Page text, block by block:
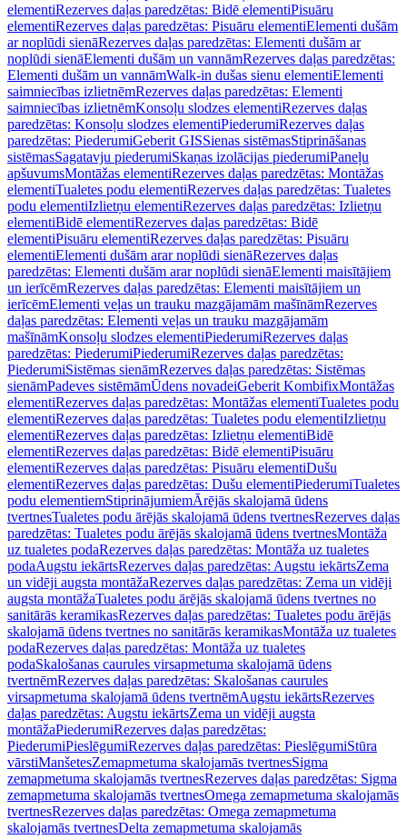
elementiRezerves daļas paredzētas: Bidē elementiPisuāru
elementiRezerves daļas paredzētas: Pisuāru elementiElementi dušām
ar noplūdi sienāRezerves daļas paredzētas: Elementi dušām ar
noplūdi sienāElementi dušām un vannāmRezerves daļas paredzētas:
Elementi dušām un vannāmWalk-in dušas sienu elementiElementi
saimniecības izlietnēmRezerves daļas paredzētas: Elementi
saimniecības izlietnēmKonsoļu slodzes elementiRezerves daļas
paredzētas: Konsoļu slodzes elementiPiederumiRezerves daļas
paredzētas: PiederumiGeberit GISSienas sistēmasStiprināšanas
sistēmasSagatavju piederumiSkaņas izolācijas piederumiPaneļu
apšuvumsMontāžas elementiRezerves daļas paredzētas: Montāžas
elementiTualetes podu elementiRezerves daļas paredzētas: Tualetes
podu elementiIzlietņu elementiRezerves daļas paredzētas: Izlietņu
elementiBidē elementiRezerves daļas paredzētas: Bidē
elementiPisuāru elementiRezerves daļas paredzētas: Pisuāru
elementiElementi dušām arar noplūdi sienāRezerves daļas
paredzētas: Elementi dušām arar noplūdi sienāElementi maisītājiem
un ierīcēmRezerves daļas paredzētas: Elementi maisītājiem un
ierīcēmElementi veļas un trauku mazgājamām mašīnāmRezerves
daļas paredzētas: Elementi veļas un trauku mazgājamām
mašīnāmKonsoļu slodzes elementiPiederumiRezerves daļas
paredzētas: PiederumiPiederumiRezerves daļas paredzētas:
PiederumiSistēmas sienāmRezerves daļas paredzētas: Sistēmas
sienāmPadeves sistēmāmŪdens novadeiGeberit KombifixMontāžas
elementiRezerves daļas paredzētas: Montāžas elementiTualetes podu
elementiRezerves daļas paredzētas: Tualetes podu elementiIzlietņu
elementiRezerves daļas paredzētas: Izlietņu elementiBidē
elementiRezerves daļas paredzētas: Bidē elementiPisuāru
elementiRezerves daļas paredzētas: Pisuāru elementiDušu
elementiRezerves daļas paredzētas: Dušu elementiPiederumiTualetes
podu elementiemStiprinājumiemĀrējās skalojamā ūdens
tvertnesTualetes podu ārējās skalojamā ūdens tvertnesRezerves daļas
paredzētas: Tualetes podu ārējās skalojamā ūdens tvertnesMontāža
uz tualetes podaRezerves daļas paredzētas: Montāža uz tualetes
podaAugstu iekārtsRezerves daļas paredzētas: Augstu iekārtsZema
un vidēji augsta montāžaRezerves daļas paredzētas: Zema un vidēji
augsta montāžaTualetes podu ārējās skalojamā ūdens tvertnes no
sanitārās keramikasRezerves daļas paredzētas: Tualetes podu ārējās
skalojamā ūdens tvertnes no sanitārās keramikasMontāža uz tualetes
podaRezerves daļas paredzētas: Montāža uz tualetes
podaSkalošanas caurules virsapmetuma skalojamā ūdens
tvertnēmRezerves daļas paredzētas: Skalošanas caurules
virsapmetuma skalojamā ūdens tvertnēmAugstu iekārtsRezerves
daļas paredzētas: Augstu iekārtsZema un vidēji augsta
montāžaPiederumiRezerves daļas paredzētas:
PiederumiPieslēgumiRezerves daļas paredzētas: PieslēgumiStūra
vārstiManšetesZemapmetuma skalojamās tvertnesSigma
zemapmetuma skalojamās tvertnesRezerves daļas paredzētas: Sigma
zemapmetuma skalojamās tvertnesOmega zemapmetuma skalojamās
tvertnesRezerves daļas paredzētas: Omega zemapmetuma
skalojamās tvertnesDelta zemapmetuma skalojamās